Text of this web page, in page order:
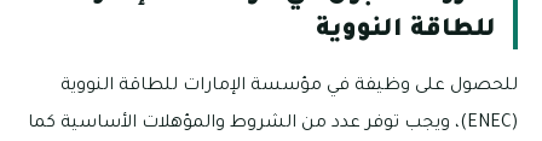
للطاقة النووية
للحصول على وظيفة في مؤسسة الإمارات للطاقة النووية
(ENEC)، ويجب توفر عدد من الشروط والمؤهلات الأساسية كما